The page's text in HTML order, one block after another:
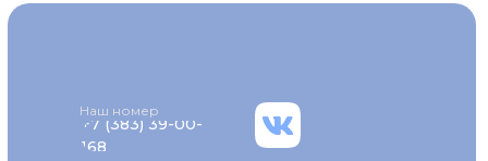
+7 (383) 39-00-
168
Наш номер